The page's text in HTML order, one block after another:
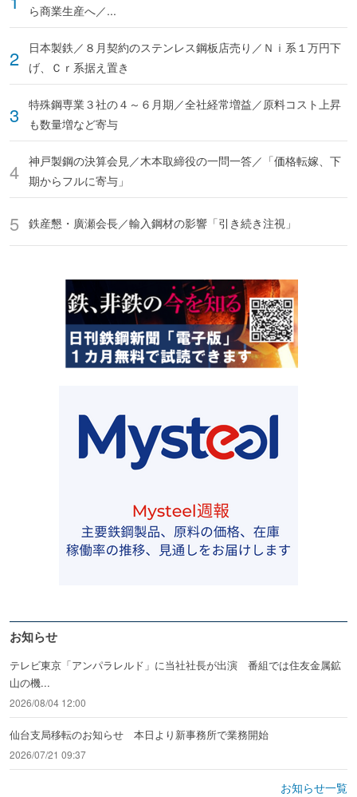
ら商業生産へ／...
日本製鉄／８月契約のステンレス鋼板店売り／Ｎｉ系１万円下
げ、Ｃｒ系据え置き
特殊鋼専業３社の４～６月期／全社経常増益／原料コスト上昇
も数量増など寄与
神戸製鋼の決算会見／木本取締役の一問一答／「価格転嫁、下
期からフルに寄与」
鉄産懇・廣瀬会長／輸入鋼材の影響「引き続き注視」
お知らせ
テレビ東京「アンパラレルド」に当社社長が出演 番組では住友金属鉱
山の機...
2026/08/04 12:00
仙台支局移転のお知らせ 本日より新事務所で業務開始
2026/07/21 09:37
お知らせ一覧